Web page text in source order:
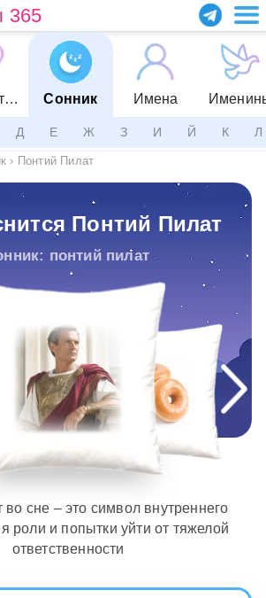
365
Совместимость Сонник Имена
Д Е Ж З И Й К Л
› Понтий Пилат
Понтий Пилат
понтий пилат
сне – это символ внутреннего
роли и попытки уйти от тяжелой
ответственности